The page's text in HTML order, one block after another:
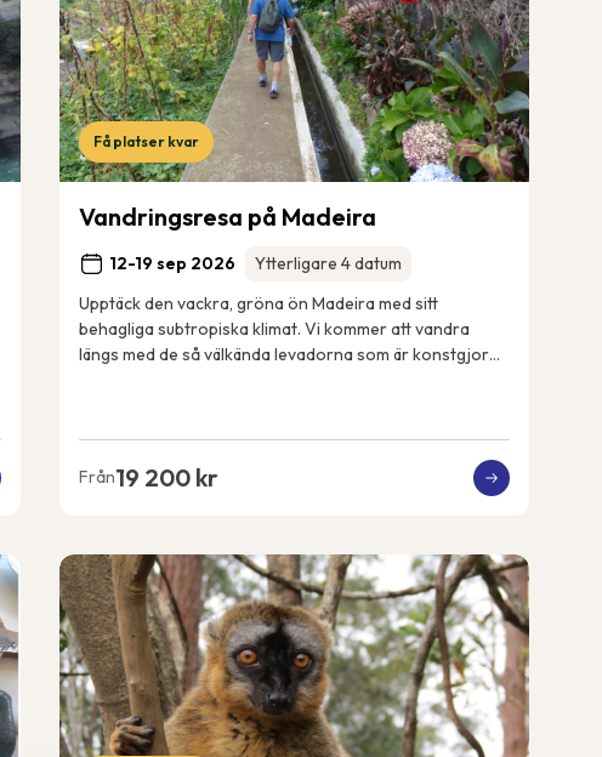
Få platser kvar
Vandringsresa på Madeira
12-19 sep 2026
Ytterligare 4 datum
Upptäck den vackra, gröna ön Madeira med sitt
behagliga subtropiska klimat. Vi kommer att vandra
längs med de så välkända levadorna som är konstgjorda
Från19 200 kr